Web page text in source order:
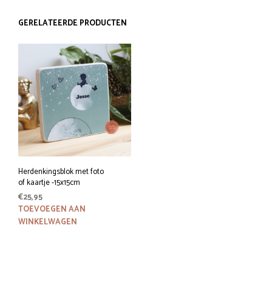
Deze
optie
kan
gekozen
worden
op
de
productpagina
GERELATEERDE PRODUCTEN
Herdenkingsblok met foto
of kaartje -15x15cm
€25,95
TOEVOEGEN AAN
WINKELWAGEN